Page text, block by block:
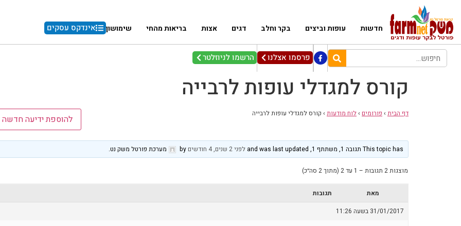
חדשות עופות וביצים בקר וחלב דגים אצות בריאות מהחי שימושון אינדקס עסקים
פרסמו אצלנו הרשמו לניוזלטר
קורס למגדלי עופות לרבייה
דף הבית › פורומים ›לוח מודעות › קורס למגדלי עופות לרבייה להוספת ידיעה חדשה
This topic has תגובה 1, משתתף 1, and was last updated לפני 2 שנים, 4 חודשים by מערכת פורטל משק נט.
מוצגות 2 תגובות – 1 עד 2 (מתוך 2 סה״כ)
מאת
תגובות
31/01/2017 בשעה 11:26